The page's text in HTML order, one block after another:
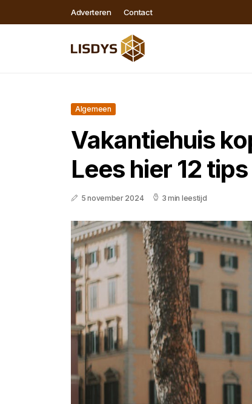
Adverteren Contact
Algemeen
Vakantiehuis
Lees hier 12
5 november 2024 3 min leestijd